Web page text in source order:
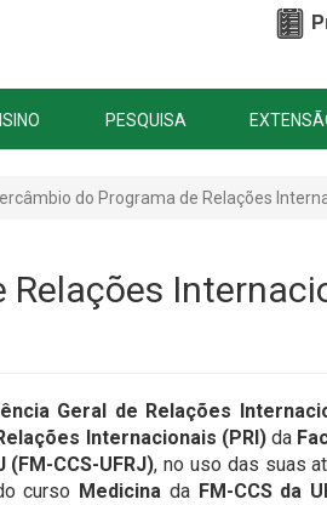
PESQUISA
do Programa de Relações
Geral de Relações
Internacionais (PRI)da
(FM-CCS-UFRJ), no uso das suas
curso Medicina da FM-CCS da